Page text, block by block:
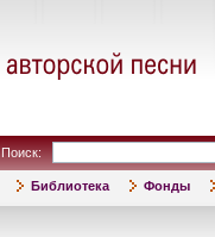
Поиск:
Библиотека Фонды